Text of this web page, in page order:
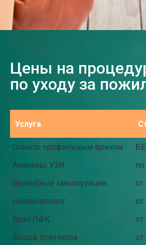
Цены на
по уходу за
Услуга
Осмотр профильным врачом
Анализы, УЗИ
Врачебные манипуляции
Невропатолог
Врач ЛФК
Вызов психиатра